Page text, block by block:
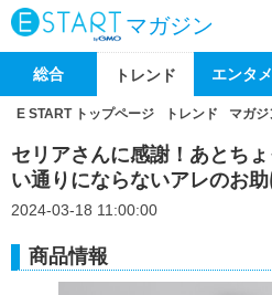
マガジン
総合 トレンド エンタメ
E START トップページ トレンド マガジ
セリアさんに感謝！あとち
い通りにならないアレのお
2024-03-18 11:00:00
商品情報